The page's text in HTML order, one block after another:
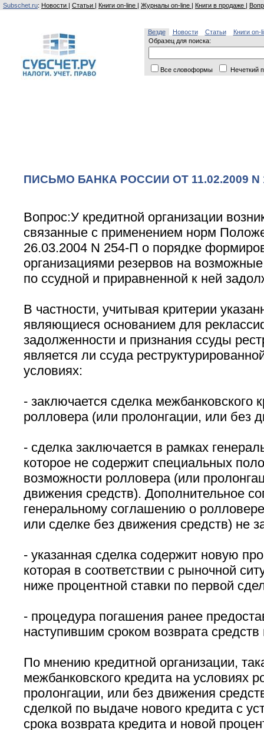
Subschet.ru: Новости | Статьи | Книги on-line | Журналы on-line | Книги в продаже |
Везде Новости Статьи
Книги on-
Образец для поиска:
Все словоформы Нечеткий
ПИСЬМО БАНКА РОССИИ ОТ 11.02.2009 N
Вопрос:У кредитной организации
связанные с применением норм
26.03.2004 N 254-П о порядке
организациями резервов на
по ссудной и приравненной к ней
В частности, учитывая критерии
являющиеся основанием для
задолженности и признания ссуды
является ли ссуда
условиях:
- заключается сделка межбанковского
ролловера (или пролонгации, или без
- сделка заключается в рамках
которое не содержит специальных
возможности ролловера (или
движения средств). Дополнительное
генеральному соглашению о
или сделке без движения средств) не
- указанная сделка содержит новую
которая в соответствии с рыночной
ниже процентной ставки по первой
- процедура погашения ранее
наступившим сроком возврата
По мнению кредитной организации,
межбанковского кредита на условиях
пролонгации, или без движения
сделкой по выдаче нового кредита с
срока возврата кредита и новой